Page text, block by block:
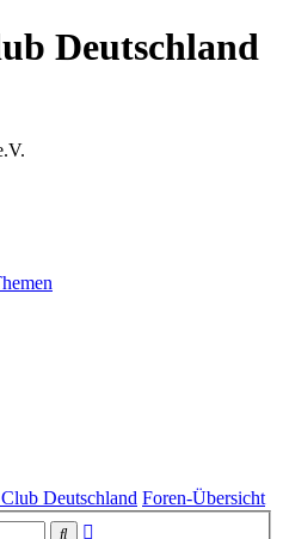
Deutschland
Deutschland Foren-Übersicht
Suche